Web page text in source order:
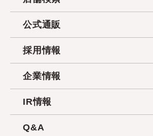
公式通販
採用情報
企業情報
IR情報
Q&A